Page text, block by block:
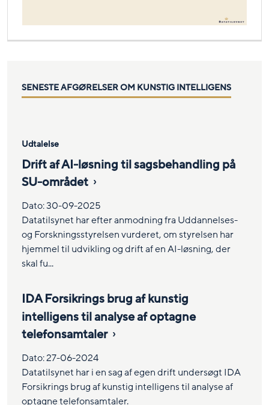
SENESTE AFGØRELSER OM KUNSTIG INTELLIGENS
Udtalelse
Drift af AI-løsning til sagsbehandling på
SU-området
Dato:30-09-2025
Datatilsynet har efter anmodning fra Uddannelses-
og Forskningsstyrelsen vurderet, om styrelsen har
hjemmel til udvikling og drift af en AI-løsning, der
skal fu...
IDA Forsikrings brug af kunstig
intelligens til analyse af optagne
telefonsamtaler
Dato:27-06-2024
Datatilsynet har i en sag af egen drift undersøgt IDA
Forsikrings brug af kunstig intelligens til analyse af
optagne telefonsamtaler.